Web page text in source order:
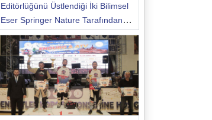
Editörlüğünü Üstlendiği İki Bilimsel
Eser Springer Nature Tarafından
Yayımlandı